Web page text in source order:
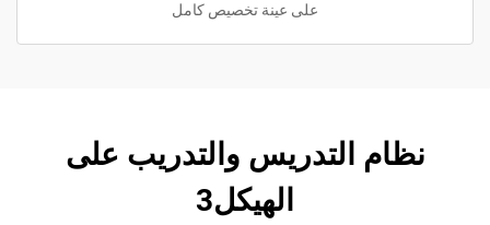
على عينة تخصيص كامل
نظام التدريس والتدريب على
الهيكل3